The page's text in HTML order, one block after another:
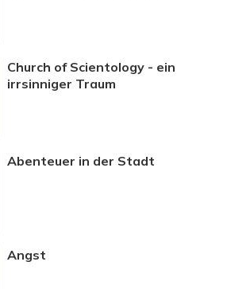
Church of Scientology - ein
irrsinniger Traum
Abenteuer in der Stadt
Angst